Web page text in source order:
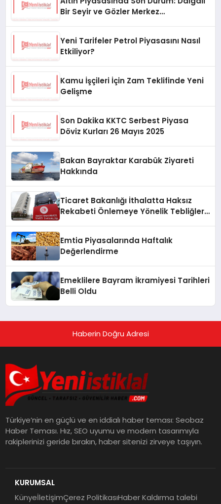
Bir Seyir ve Gözler Merkez
Yeni Tarifeler Petrol Piyasasını Nasıl
Etkiliyor?
Kamu İşçileri İçin Zam Teklifinde Yeni
Gelişme
Son Dakika KKTC Serbest Piyasa
Döviz Kurları 26 Mayıs 2025
Bakan Bayraktar Karabük Ziyareti
Hakkında
Ticaret Bakanlığı İthalatta Haksız
Rekabeti Önlemeye Yönelik Tebliğleri
Emtia Piyasalarında Haftalık
Değerlendirme
Emeklilere Bayram İkramiyesi Tarihleri
Belli Oldu
Haberin Doğru Adresi
Türkiye’nin en güçlü ve en iddialı haber teması: Seobaz
Haber Teması. Hız, SEO uyumu ve modern tasarımıyla
rakiplerinizi geride bırakın, haber sitenizi zirveye taşıyın.
KURUMSAL
KünyeİletişimÇerez PolitikasıHaber Kaldırma talebi